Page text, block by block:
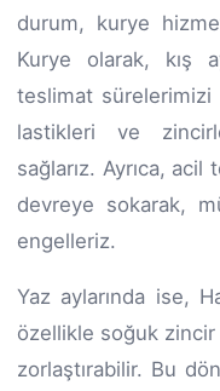
durum, kurye
Kurye olarak, kış
teslimat sürelerimizi
lastikleri ve
sağlarız. Ayrıca,
devreye sokarak,
engelleriz.
Yaz aylarında ise,
özellikle soğuk zincir
zorlaştırabilir. Bu